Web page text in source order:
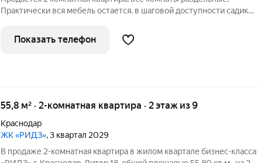
Практически вся мебель остается. в шаговой доступности садик
детская площадка. Магазины на 1 этаже в доме. Звоните!
Показать телефон
55,8 м² · 2-комнатная квартира · 2 этаж из 9
Краснодар
ЖК «РИДЗ», 3 квартал 2029
В продаже 2-комнатная квартира в жилом квартале бизнес-класса